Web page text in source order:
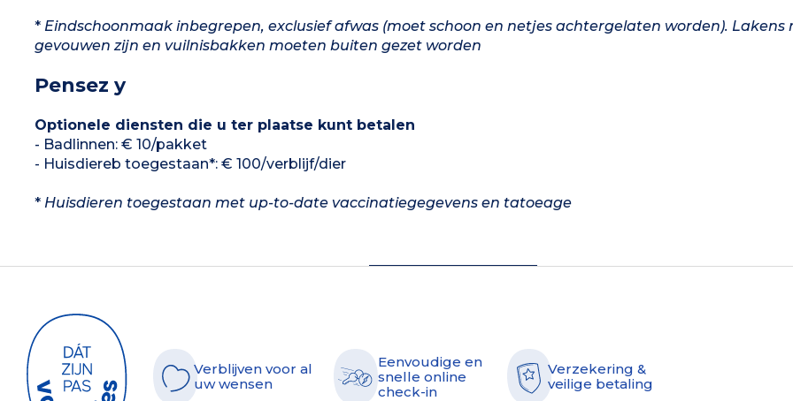
* Eindschoonmaak inbegrepen, exclusief afwas (moet schoon en netjes achtergelaten worden). Lakens
gevouwen zijn en vuilnisbakken moeten buiten gezet worden
Pensez y
Optionele diensten die u ter plaatse kunt betalen
- Badlinnen: € 10/pakket
- Huisdiereb toegestaan*: € 100/verblijf/dier
* Huisdieren toegestaan met up-to-date vaccinatiegegevens en tatoeage
Verblijven voor al
uw wensen
Eenvoudige en
snelle online
check-in
Verzekering &
veilige betaling